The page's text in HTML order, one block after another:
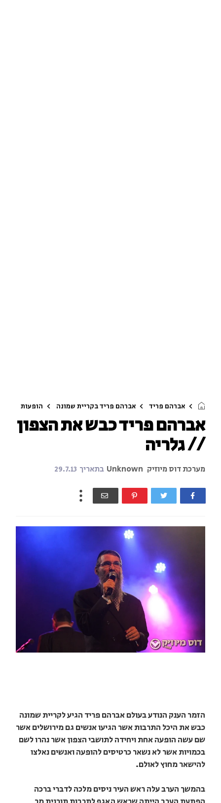
אברהם פריד אברהם פריד בקריית שמונה הופעות
אברהם פריד כבש את הצפון
// גלריה
מערכת דוס מיוזיק Unknown בתאריך 29.7.13
הזמר הענק הנודע בעולם אברהם פריד הגיע לקריית שמונה
כבש את היכל התרבות אשר הגיעו אנשים גם מירושלים אשר
שם עשה הופעה אחת ויחידה לתושבי הצפון אשר נהרו לשם
בכמויות אשר לא נשאר כרטיסים להופעה ואנשים נאלצו
להישאר מחוץ לאולם.
בהמשך הערב עלה ראש העיר ניסים מלכה לדברי ברכה